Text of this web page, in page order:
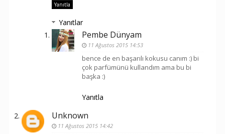
Yanıtla
Yanıtlar
Pembe Dünyam
11 Ağustos 2015 14:53
bence de en başarılı kokusu canım :) bi
çok parfümünü kullandım ama bu bi
başka :)
Yanıtla
Unknown
11 Ağustos 2015 14:42